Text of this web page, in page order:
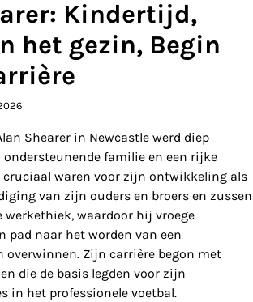
Kindertijd,
het gezin, Begin
Shearer in Newcastle werd diep
ondersteunende familie en een rijke
waren voor zijn ontwikkeling als
van zijn ouders en broers en zussen
werkethiek, waardoor hij vroege
pad naar het worden van een
overwinnen. Zijn carrière begon met
die de basis legden voor zijn
in het professionele voetbal.